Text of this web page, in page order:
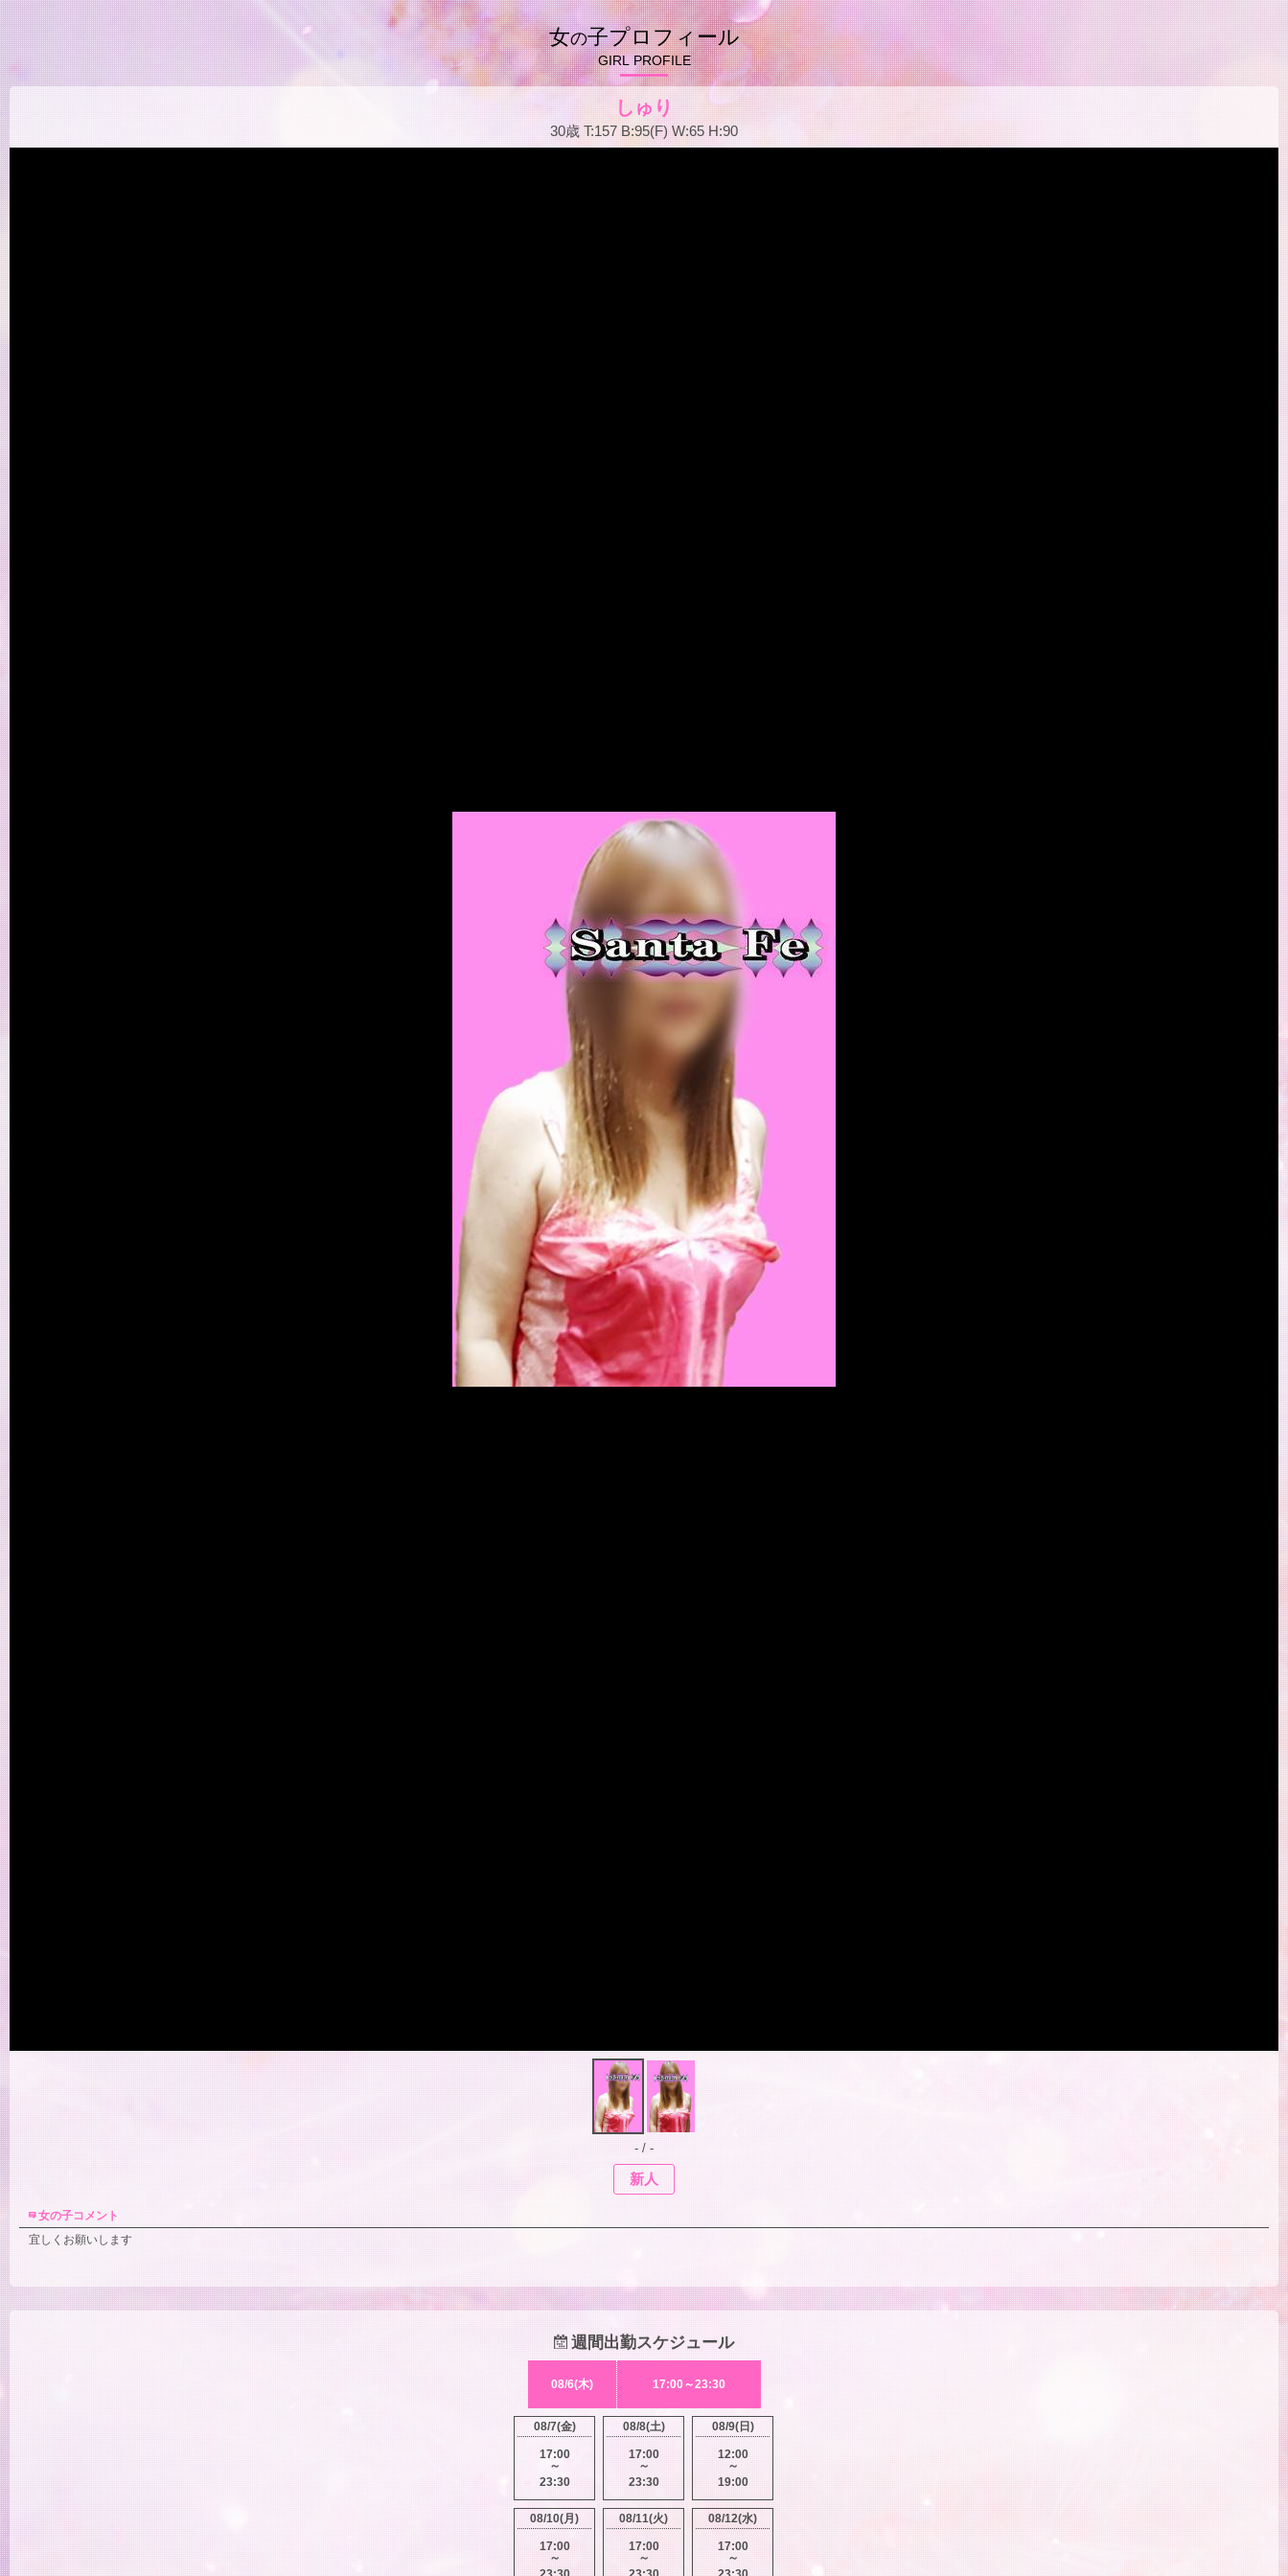
女の子プロフィール
GIRL PROFILE
しゅり
30歳 T:157 B:95(F) W:65 H:90
- / -
新人
女の子コメント
宜しくお願いします
週間出勤スケジュール
08/6(木) 17:00～23:30
08/7(金)
17:00
～
23:30
08/8(土)
17:00
～
23:30
08/9(日)
12:00
～
19:00
08/10(月)
17:00
～
08/11(火)
17:00
～
08/12(水)
17:00
～